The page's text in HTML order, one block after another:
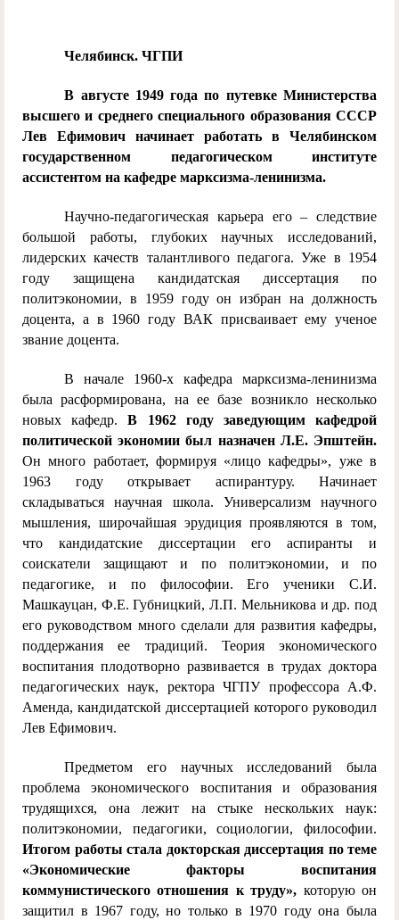
Челябинск. ЧГПИ
В августе 1949 года по путевке Министерства
высшего и среднего специального образования СССР
Лев Ефимович начинает работать в Челябинском
государственном педагогическом институте
ассистентом на кафедре марксизма-ленинизма.
Научно-педагогическая карьера его – следствие
большой работы, глубоких научных исследований,
лидерских качеств талантливого педагога. Уже в 1954
году защищена кандидатская диссертация по
политэкономии, в 1959 году он избран на должность
доцента, а в 1960 году ВАК присваивает ему ученое
звание доцента.
В начале 1960-х кафедра марксизма-ленинизма
была расформирована, на ее базе возникло несколько
новых кафедр.В 1962 году заведующим кафедрой
политической экономии был назначен Л.Е. Эпштейн.
Он много работает, формируя «лицо кафедры», уже в
1963 году открывает аспирантуру. Начинает
складываться научная школа. Универсализм научного
мышления, широчайшая эрудиция проявляются в том,
что кандидатские диссертации его аспиранты и
соискатели защищают и по политэкономии, и по
педагогике, и по философии. Его ученики С.И.
Машкауцан, Ф.Е. Губницкий, Л.П. Мельникова и др. под
его руководством много сделали для развития кафедры,
поддержания ее традиций. Теория экономического
воспитания плодотворно развивается в трудах доктора
педагогических наук, ректора ЧГПУ профессора А.Ф.
Аменда, кандидатской диссертацией которого руководил
Лев Ефимович.
Предметом его научных исследований была
проблема экономического воспитания и образования
трудящихся, она лежит на стыке нескольких наук:
политэкономии, педагогики, социологии, философии.
Итогом работы стала докторская диссертация по теме
«Экономические факторы воспитания
коммунистического отношения к труду», которую он
защитил в 1967 году, но только в 1970 году она была